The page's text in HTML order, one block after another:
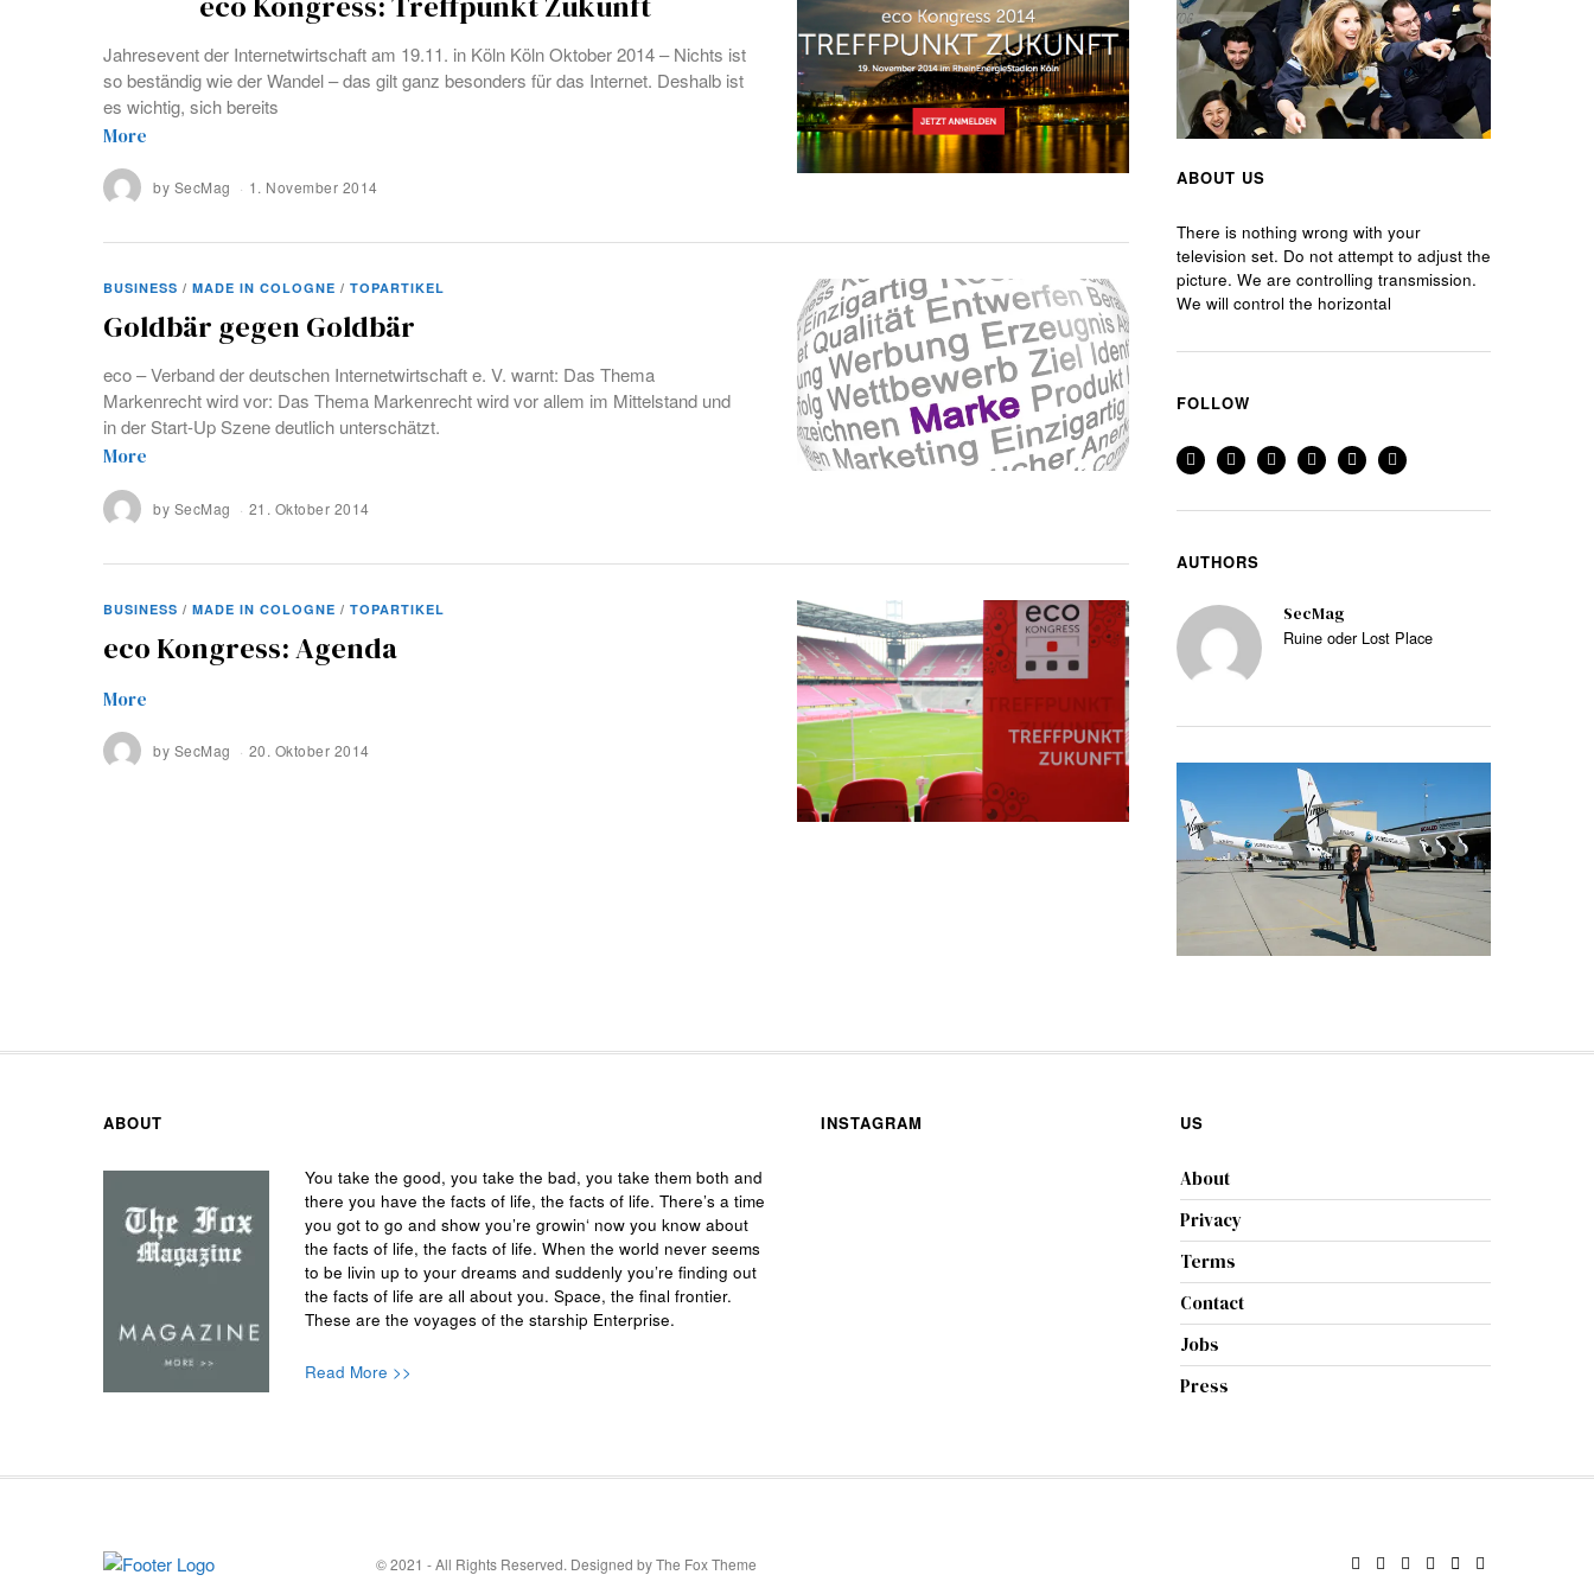
Jahresevent der Internetwirtschaft am 19.11. in Köln Köln Oktober 2014 – Nichts ist
so beständig wie der Wandel – das gilt ganz besonders für das Internet. Deshalb ist
es wichtig, sich bereits
More
by SecMag 1. November 2014
BUSINESS / MADE IN COLOGNE / TOPARTIKEL
Goldbär gegen Goldbär
eco – Verband der deutschen Internetwirtschaft e. V. warnt: Das Thema
Markenrecht wird vor: Das Thema Markenrecht wird vor allem im Mittelstand und
in der Start-Up Szene deutlich unterschätzt.
More
by SecMag 21. Oktober 2014
BUSINESS / MADE IN COLOGNE / TOPARTIKEL
eco Kongress: Agenda
More
by SecMag 20. Oktober 2014
ABOUT US
There is nothing wrong with your
television set. Do not attempt to adjust the
picture. We are controlling transmission.
We will control the horizontal
FOLLOW
AUTHORS
SecMag
Ruine oder Lost Place
ABOUT
You take the good, you take the bad, you take them both and
there you have the facts of life, the facts of life. There’s a time
you got to go and show you’re growin‘ now you know about
the facts of life, the facts of life. When the world never seems
to be livin up to your dreams and suddenly you’re finding out
the facts of life are all about you. Space, the final frontier.
These are the voyages of the starship Enterprise.
Read More >>
INSTAGRAM US
About
Privacy
Terms
Contact
Jobs
Press
© 2021 - All Rights Reserved. Designed byThe Fox Theme